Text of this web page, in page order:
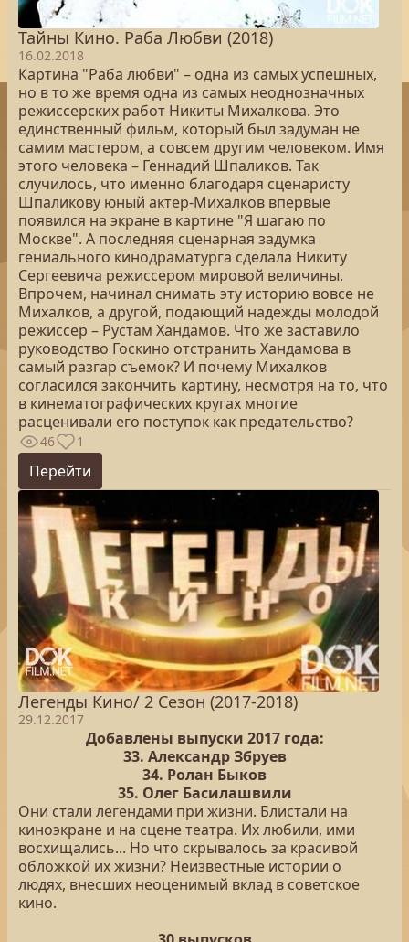
Тайны Кино. Раба Любви (2018)
16.02.2018
Картина "Раба любви" – одна из самых успешных,
но в то же время одна из самых неоднозначных
режиссерских работ Никиты Михалкова. Это
единственный фильм, который был задуман не
самим мастером, а совсем другим человеком. Имя
этого человека – Геннадий Шпаликов. Так
случилось, что именно благодаря сценаристу
Шпаликову юный актер-Михалков впервые
появился на экране в картине "Я шагаю по
Москве". А последняя сценарная задумка
гениального кинодраматурга сделала Никиту
Сергеевича режиссером мировой величины.
Впрочем, начинал снимать эту историю вовсе не
Михалков, а другой, подающий надежды молодой
режиссер – Рустам Хандамов. Что же заставило
руководство Госкино отстранить Хандамова в
самый разгар съемок? И почему Михалков
согласился закончить картину, несмотря на то, что
в кинематографических кругах многие
расценивали его поступок как предательство?
46 1
Перейти
Легенды Кино/ 2 Сезон (2017-2018)
29.12.2017
Добавлены выпуски 2017 года:
33. Александр Збруев
34. Ролан Быков
35. Олег Басилашвили
Они стали легендами при жизни. Блистали на
киноэкране и на сцене театра. Их любили, ими
восхищались... Но что скрывалось за красивой
обложкой их жизни? Неизвестные истории о
людях, внесших неоценимый вклад в советское
кино.